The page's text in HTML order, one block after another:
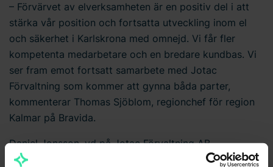
– Förvärvet av elverksamheten är en positiv del i att
stärka vår position och fortsatta utveckling inom el
och säkerhet i Karlskrona med omnejd. Vi får fler
kompetenta medarbetare och en bredare kundbas. Vi
ser fram emot fortsatt samarbete med Jotac
Förvaltning som kommer att gynna båda parter,
kommenterar Thomas Sjöblom, regionchef för region
Kalmar på Bravida.
Daniel Jonsson, vd på Jotac Förvaltning AB,
kommenterar: